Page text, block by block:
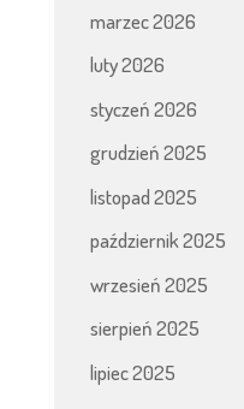
marzec 2026
luty 2026
styczeń 2026
grudzień 2025
listopad 2025
październik 2025
wrzesień 2025
sierpień 2025
lipiec 2025